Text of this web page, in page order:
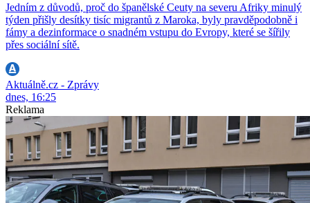
Jedním z důvodů, proč do španělské Ceuty na severu Afriky minulý
týden přišly desítky tisíc migrantů z Maroka, byly pravděpodobně i
fámy a dezinformace o snadném vstupu do Evropy, které se šířily
přes sociální sítě.
Aktuálně.cz - Zprávy
dnes, 16:25
Reklama